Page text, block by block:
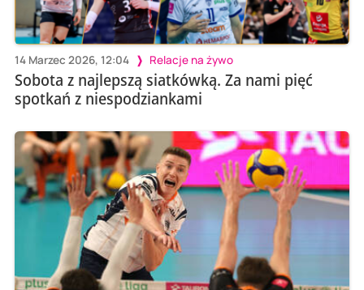
14 Marzec 2026, 12:04 Relacje na żywo
Sobota z najlepszą siatkówką. Za nami pięć
spotkań z niespodziankami